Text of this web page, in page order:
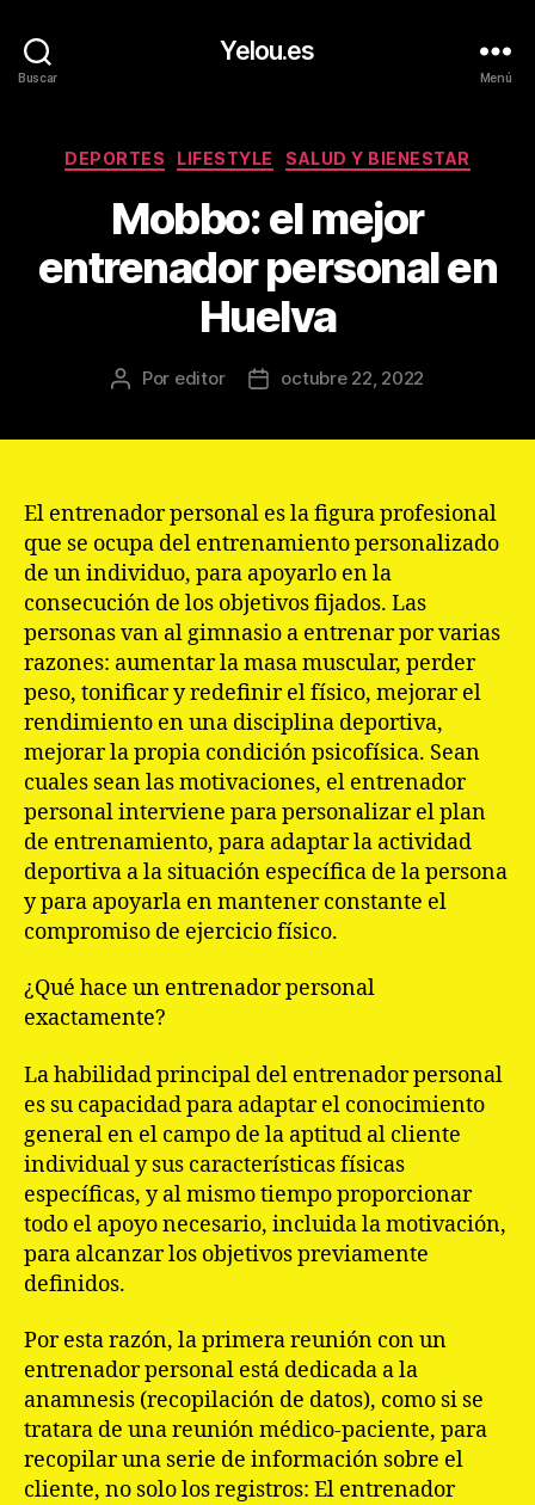
Buscar
Yelou.es
Menú
Categorías
DEPORTES LIFESTYLE SALUD Y BIENESTAR
Mobbo: el mejor
entrenador personal en
Huelva
Autor
Por editor
Fechaoctubre 22, 2022
El entrenador personal es la figura profesional
que se ocupa del entrenamiento personalizado
de un individuo, para apoyarlo en la
consecución de los objetivos fijados. Las
personas van al gimnasio a entrenar por varias
razones: aumentar la masa muscular, perder
peso, tonificar y redefinir el físico, mejorar el
rendimiento en una disciplina deportiva,
mejorar la propia condición psicofísica. Sean
cuales sean las motivaciones, el entrenador
personal interviene para personalizar el plan
de entrenamiento, para adaptar la actividad
deportiva a la situación específica de la persona
y para apoyarla en mantener constante el
compromiso de ejercicio físico.
¿Qué hace un entrenador personal
exactamente?
La habilidad principal del entrenador personal
es su capacidad para adaptar el conocimiento
general en el campo de la aptitud al cliente
individual y sus características físicas
específicas, y al mismo tiempo proporcionar
todo el apoyo necesario, incluida la motivación,
para alcanzar los objetivos previamente
definidos.
Por esta razón, la primera reunión con un
entrenador personal está dedicada a la
anamnesis (recopilación de datos), como si se
tratara de una reunión médico-paciente, para
recopilar una serie de información sobre el
cliente, no solo los registros: El entrenador